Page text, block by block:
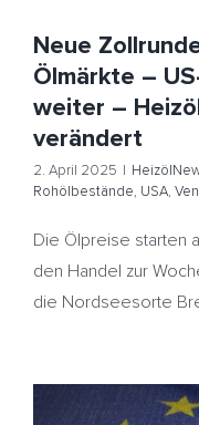
Neue
Ölmärkte –
weiter –
verändert
2. April 2025 |
Rohölbestände, USA,
Die Ölpreise starten
den Handel zur
die Nordseesorte